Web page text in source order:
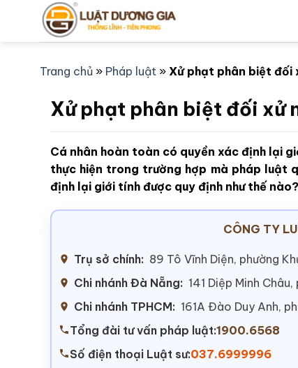
Trang chủ » Pháp luật » Xử phạt phân biệt đối
Xử phạt phân biệt đối xử
Cá nhân hoàn toàn có quyền xác định lại
thực hiện trong trường hợp mà pháp luật
định lại giới tính được quy định như thế nào?
CÔNG TY
Trụ sở chính: 89 Tô Vĩnh Diện, phường
Chi nhánh Đà Nẵng: 141 Diệp Minh
Chi nhánh TPHCM: 161A Đào Duy Anh,
Tổng đài tư vấn pháp luật:1900.6568
Số điện thoại Luật sư:037.6999996